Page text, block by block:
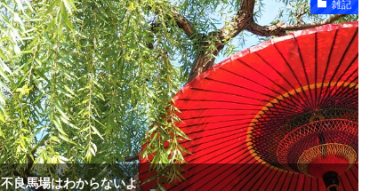
雑記
不良馬場はわからないよ